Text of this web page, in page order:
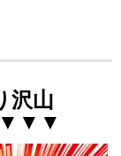
沢山